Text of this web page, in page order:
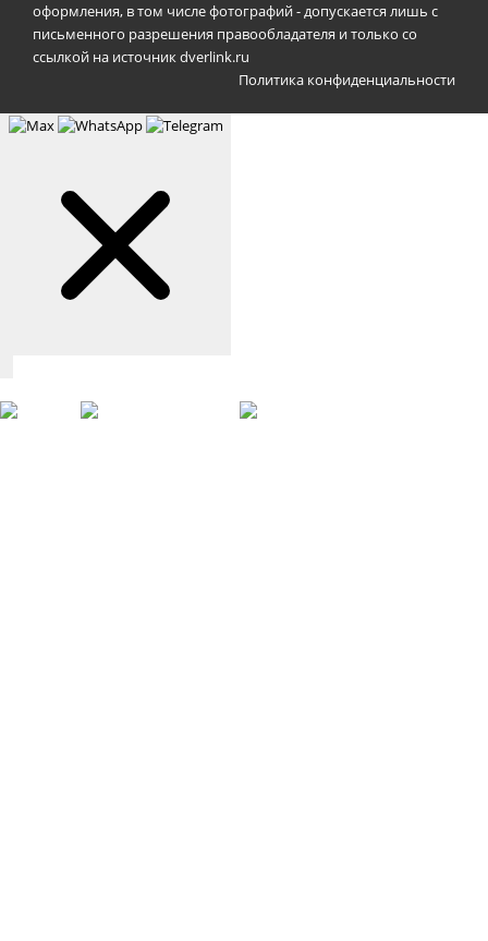
оформления, в том числе фотографий - допускается лишь с
письменного разрешения правообладателя и только со
ссылкой на источник dverlink.ru
Политика конфиденциальности